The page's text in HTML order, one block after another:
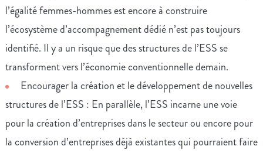
l’égalité femmes-hommes est encore à construire
l’écosystème d’accompagnement dédié n’est pas toujours
identifié. Il y a un risque que des structures de l’ESS se
transforment vers l’économie conventionnelle demain.
Encourager la création et le développement de nouvelles
structures de l’ESS : En parallèle, l’ESS incarne une voie
pour la création d’entreprises dans le secteur ou encore pour
la conversion d’entreprises déjà existantes qui pourraient faire